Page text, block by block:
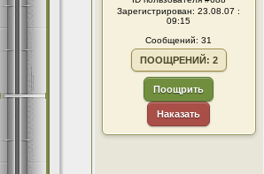
Зарегистрирован: 23.08.07 :
09:15
Сообщений: 31
ПООЩРЕНИЙ: 2
Поощрить
Наказать